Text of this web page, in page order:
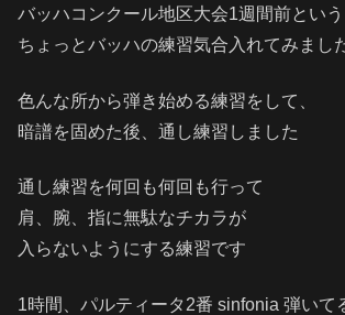
バッハコンクール地区大会1週間前という
ちょっとバッハの練習気合入れてみまし
色んな所から弾き始める練習をして、
暗譜を固めた後、通し練習しました
通し練習を何回も何回も行って
肩、腕、指に無駄なチカラが
入らないようにする練習です
1時間、パルティータ2番 sinfonia 弾いて